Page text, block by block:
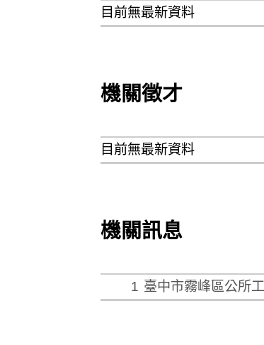
目前無最新資料
機關徵才
目前無最新資料
機關訊息
1 臺中市霧峰區公所